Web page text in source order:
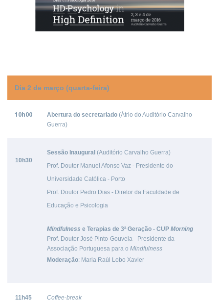
Dia 2 de março (quarta-feira)
10h00 Abertura do secretariado (Átrio do Auditório Carvalho
Guerra)
10h30
Sessão Inaugural (Auditório Carvalho Guerra)
Prof. Doutor Manuel Afonso Vaz - Presidente do
Universidade Católica - Porto
Prof. Doutor Pedro Dias - Diretor da Faculdade de
Educação e Psicologia
Mindfulness e Terapias de 3ª Geração - CUP Morning
Prof. Doutor José Pinto-Gouveia - Presidente da
Associação Portuguesa para o Mindfulness
Moderação: Maria Raúl Lobo Xavier
11h45 Coffee-break